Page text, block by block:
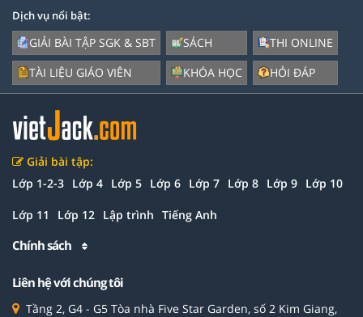
Dịch vụ nổi bật:
GIẢI BÀI TẬP SGK & SBT
TÀI LIỆU GIÁO VIÊN
SÁCH
KHÓA HỌC
THI ONLINE
HỎI ĐÁP
Giải bài tập:
Lớp 1-2-3 Lớp 4 Lớp 5 Lớp 6 Lớp 7 Lớp 8 Lớp 9 Lớp 10
Lớp 11 Lớp 12 Lập trình Tiếng Anh
Chính sách
Liên hệ với chúng tôi
Tầng 2, G4 - G5 Tòa nhà Five Star Garden, số 2 Kim Giang,